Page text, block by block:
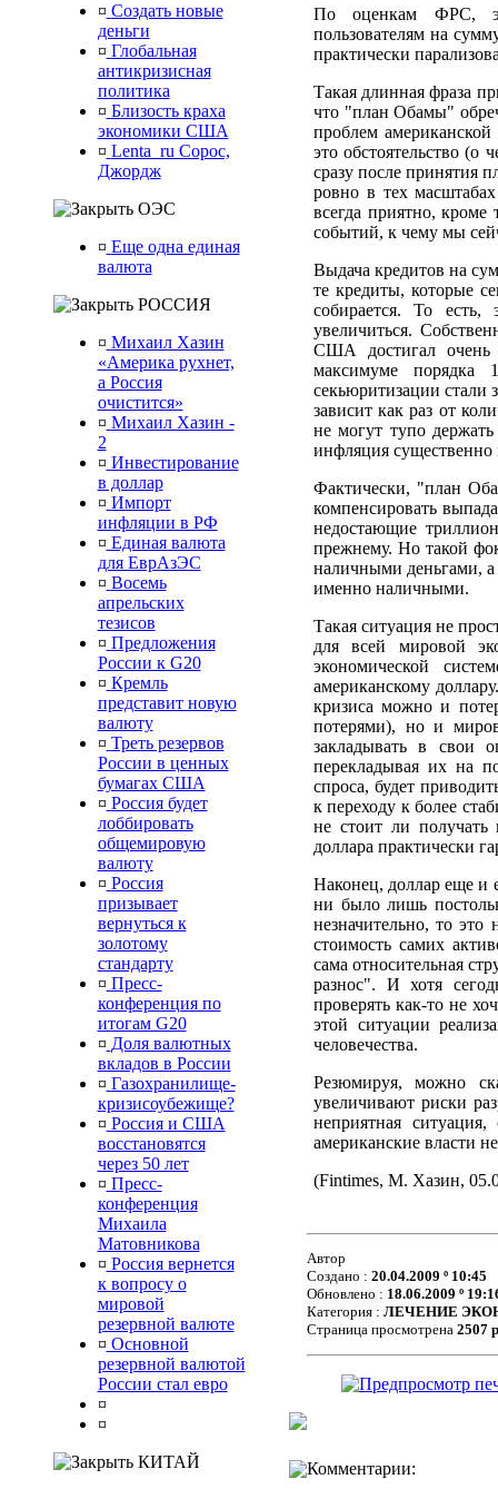
¤ Создать новые
деньги
¤ Глобальная
антикризисная
политика
¤ Близость краха
экономики США
¤ Lenta_ru Сорос,
Джордж
ОЭС
¤ Еще одна единая
валюта
РОССИЯ
¤ Михаил Хазин
«Америка рухнет,
а Россия
очистится»
¤ Михаил Хазин -
2
¤ Инвестирование
в доллар
¤ Импорт
инфляции в РФ
¤ Единая валюта
для ЕврАзЭС
¤ Восемь
апрельских
тезисов
¤ Предложения
России к G20
¤ Кремль
представит новую
валюту
¤ Треть резервов
России в ценных
бумагах США
¤ Россия будет
лоббировать
общемировую
валюту
¤ Россия
призывает
вернуться к
золотому
стандарту
¤ Пресс-
конференция по
итогам G20
¤ Доля валютных
вкладов в России
¤ Газохранилище-
кризисоубежище?
¤ Россия и США
восстановятся
через 50 лет
¤ Пресс-
конференция
Михаила
Матовникова
¤ Россия вернется
к вопросу о
мировой
резервной валюте
¤ Основной
резервной валютой
России стал евро
¤
¤
КИТАЙ
По оценкам ФРС,
пользователям на
практически
Такая длинная фраза
что "план Обамы"
проблем
это обстоятельство (о
сразу после принятия
ровно в тех
всегда приятно, кроме
событий, к чему мы
Выдача кредитов на
те кредиты, которые
собирается. То есть,
увеличиться.
США достигал очень
максимуме порядка
секьюритизации
зависит как раз от
не могут тупо держать
инфляция существенно
Фактически, "план
компенсировать
недостающие
прежнему. Но такой
наличными деньгами,
именно наличными.
Такая ситуация не
для всей мировой
экономической
американскому
кризиса можно и
потерями), но и
закладывать в свои
перекладывая их на
спроса, будет
к переходу к более
не стоит ли
доллара практически
Наконец, доллар еще и
ни было лишь
незначительно, то это
стоимость самих
сама относительная
разнос". И хотя
проверять как-то не
этой ситуации
человечества.
Резюмируя, можно
увеличивают риски
неприятная
американские власти
(Fintimes, М. Хазин,
Автор
Создано : 20.04.2009 º 10:45
Обновлено : 18.06.2009 º
Категория : ЛЕЧЕНИЕ
Страница просмотрена 2507
Комментарии: